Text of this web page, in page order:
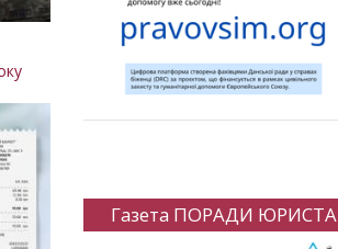
Газета ПОРАДИ ЮРИСТА